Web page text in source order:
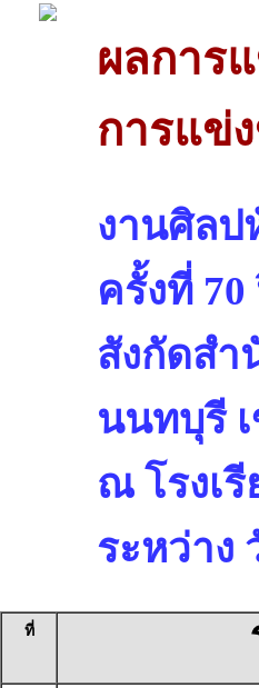
ผลการ
การแข่
งานศิลป
ครั้งที่
สังกัดสำ
นนทบุรี
ณ โรงเรี
ระหว่าง
ที่